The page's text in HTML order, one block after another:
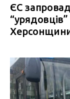
ЄС